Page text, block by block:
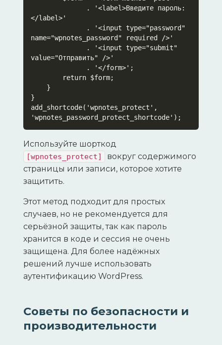
</label>'
name="wpnotes_password" required />'
value="Отправить" />'
}
add_shortcode('wpnotes_protect',
'wpnotes_password_protect_shortcode');
Используйте шорткод
[wpnotes_protect]
вокруг содержимого
страницы или записи, которое хотите
защитить.
Этот метод подходит для простых
случаев, но не рекомендуется для
серьёзной защиты, так как пароль
хранится в коде и сессия не очень
защищена. Для более надёжных
решений лучше использовать
аутентификацию WordPress.
Советы по безопасности и
производительности